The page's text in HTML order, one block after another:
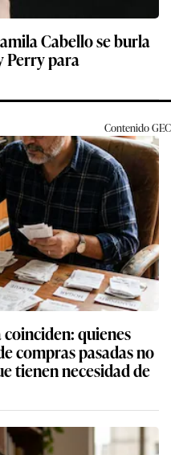
Cabello se burla
Perry para
ContenidoGEC
quienes
compras pasadas no
tienen necesidad de